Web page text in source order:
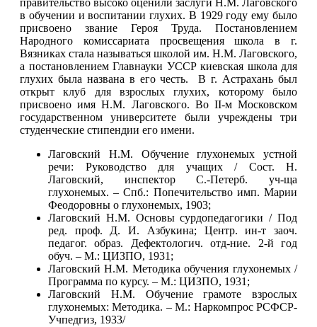
правительство высоко оценили заслуги Н.М. Лаговского
в обучении и воспитании глухих. В 1929 году ему было
присвоено звание Героя Труда. Постановлением
Народного комиссариата просвещения школа в г.
Вязниках стала называться школой им. Н.М. Лаговского,
а постановлением Главнауки УССР киевская школа для
глухих была названа в его честь. В г. Астрахань был
открыт клуб для взрослых глухих, которому было
присвоено имя Н.М. Лаговского. Во II-м Московском
государственном университете были учреждены три
студенческие стипендии его имени.
Лаговский Н.М. Обучение глухонемых устной
речи: Руководство для учащих / Сост. Н.
Лаговский, инспектор С.-Петерб. уч-ща
глухонемых. – Спб.: Попечительство имп. Марии
Феодоровны о глухонемых, 1903;
Лаговский Н.М. Основы сурдопедагогики / Под
ред. проф. Д. И. Азбукина; Центр. ин-т заоч.
педагог. образ. Дефектологич. отд-ние. 2-й год
обуч. – М.: ЦИЗПО, 1931;
Лаговский Н.М. Методика обучения глухонемых /
Программа по курсу. – М.: ЦИЗПО, 1931;
Лаговский Н.М. Обучение грамоте взрослых
глухонемых: Методика. – М.: Наркомпрос РСФСР-
Учпедгиз, 1933/